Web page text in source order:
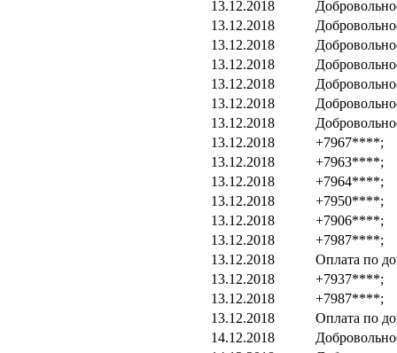
13.12.2018
13.12.2018
13.12.2018
13.12.2018
13.12.2018
13.12.2018
13.12.2018
13.12.2018
+7967****;
13.12.2018
+7963****;
13.12.2018
+7964****;
13.12.2018
+7950****;
13.12.2018
+7906****;
13.12.2018
+7987****;
13.12.2018
Оплата по
13.12.2018
+7937****;
13.12.2018
+7987****;
13.12.2018
Оплата по
14.12.2018